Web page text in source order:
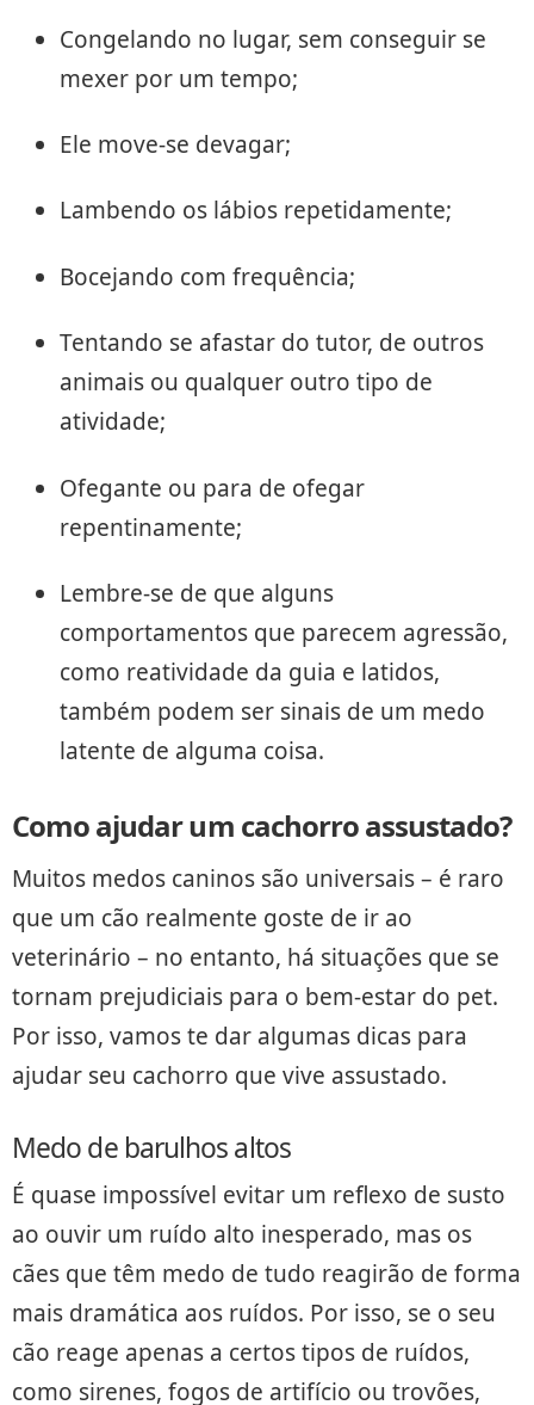
Congelando no lugar, sem conseguir se
mexer por um tempo;
Ele move-se devagar;
Lambendo os lábios repetidamente;
Bocejando com frequência;
Tentando se afastar do tutor, de outros
animais ou qualquer outro tipo de
atividade;
Ofegante ou para de ofegar
repentinamente;
Lembre-se de que alguns
comportamentos que parecem agressão,
como reatividade da guia e latidos,
também podem ser sinais de um medo
latente de alguma coisa.
Como ajudar um cachorro assustado?
Muitos medos caninos são universais – é raro
que um cão realmente goste de ir ao
veterinário – no entanto, há situações que se
tornam prejudiciais para o bem-estar do pet.
Por isso, vamos te dar algumas dicas para
ajudar seu cachorro que vive assustado.
Medo de barulhos altos
É quase impossível evitar um reflexo de susto
ao ouvir um ruído alto inesperado, mas os
cães que têm medo de tudo reagirão de forma
mais dramática aos ruídos. Por isso, se o seu
cão reage apenas a certos tipos de ruídos,
como sirenes, fogos de artifício ou trovões,